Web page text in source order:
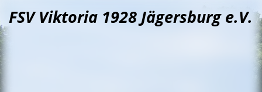
FSV Viktoria 1928 Jägersburg e.V.